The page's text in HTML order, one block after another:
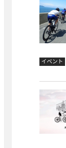
イベント